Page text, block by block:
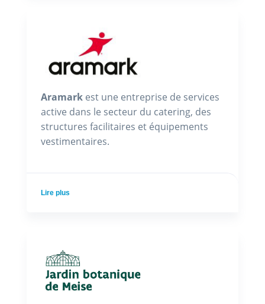
Aramark est une entreprise de services
active dans le secteur du catering, des
structures facilitaires et équipements
vestimentaires.
Lire plus